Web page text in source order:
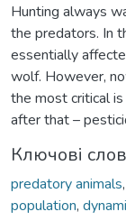
Hunting always
the predators. In
essentially
wolf. However,
the most critical
after that –
Ключові
predatory animals,
population,